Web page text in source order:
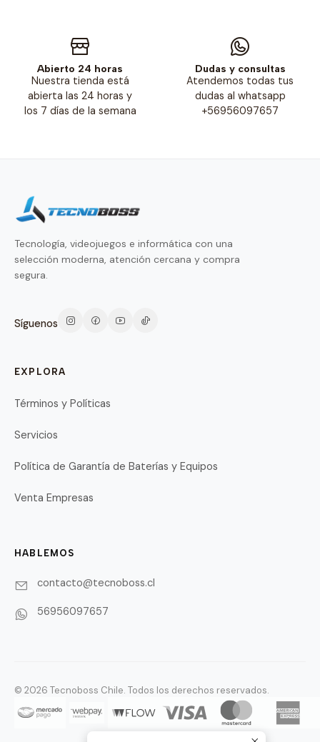
Abierto 24 horas
Nuestra tienda está
abierta las 24 horas y
los 7 días de la semana
Dudas y consultas
Atendemos todas tus
dudas al whatsapp
+56956097657
Tecnología, videojuegos e informática con una
selección moderna, atención cercana y compra
segura.
Síguenos
EXPLORA
Términos y Políticas
Servicios
Política de Garantía de Baterías y Equipos
Venta Empresas
HABLEMOS
contacto@tecnoboss.cl
56956097657
© 2026 Tecnoboss Chile. Todos los derechos reservados.